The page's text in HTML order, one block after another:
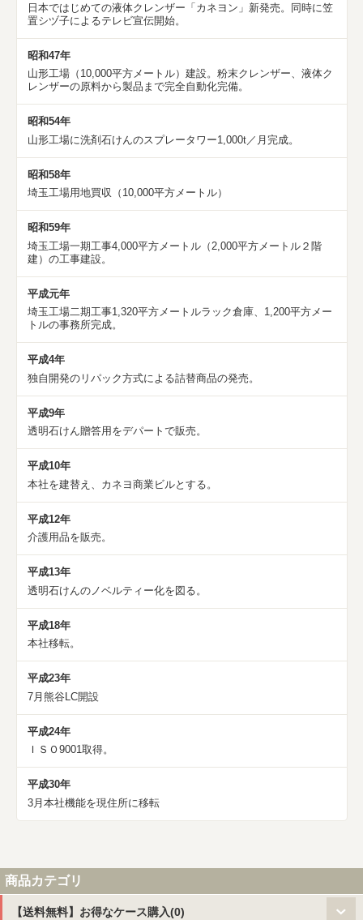
日本ではじめての液体クレンザー「カネヨン」新発売。同時に笠
置シヅ子によるテレビ宣伝開始。
昭和47年
山形工場（10,000平方メートル）建設。粉末クレンザー、液体ク
レンザーの原料から製品まで完全自動化完備。
昭和54年
山形工場に洗剤石けんのスプレータワー1,000t／月完成。
昭和58年
埼玉工場用地買収（10,000平方メートル）
昭和59年
埼玉工場一期工事4,000平方メートル（2,000平方メートル２階
建）の工事建設。
平成元年
埼玉工場二期工事1,320平方メートルラック倉庫、1,200平方メー
トルの事務所完成。
平成4年
独自開発のリパック方式による詰替商品の発売。
平成9年
透明石けん贈答用をデパートで販売。
平成10年
本社を建替え、カネヨ商業ビルとする。
平成12年
介護用品を販売。
平成13年
透明石けんのノベルティー化を図る。
平成18年
本社移転。
平成23年
7月熊谷LC開設
平成24年
ＩＳＯ9001取得。
平成30年
3月本社機能を現住所に移転
商品カテゴリ
【送料無料】お得なケース購入(0)